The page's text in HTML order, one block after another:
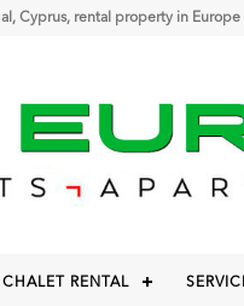
Cyprus, rental property in Europe
CHALET RENTAL